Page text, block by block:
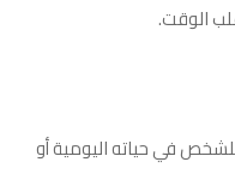
الوقت.
في حياته اليومية أو